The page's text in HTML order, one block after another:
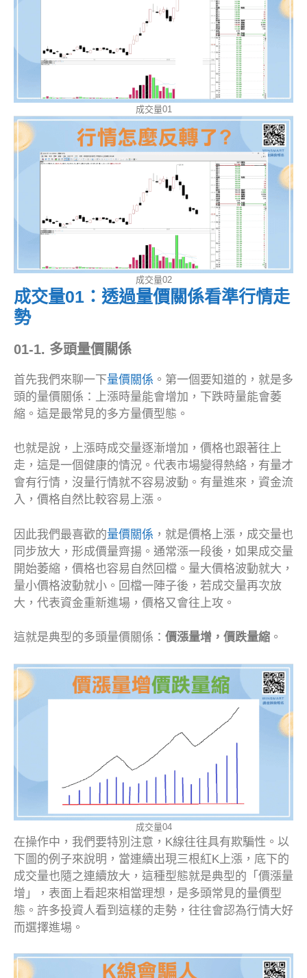
成交量01
成交量02
成交量01：透過量價關係看準行情走
勢
01-1. 多頭量價關係
首先我們來聊一下量價關係 。第一個要知道的，就是多
頭的量價關係：上漲時量能會增加，下跌時量能會萎
縮。這是最常見的多方量價型態。
也就是說，上漲時成交量逐漸增加，價格也跟著往上
走，這是一個健康的情況。代表市場變得熱絡，有量才
會有行情，沒量行情就不容易波動。有量進來，資金流
入，價格自然比較容易上漲。
因此我們最喜歡的量價關係 ，就是價格上漲，成交量也
同步放大，形成價量齊揚。通常漲一段後，如果成交量
開始萎縮，價格也容易自然回檔。量大價格波動就大，
量小價格波動就小。回檔一陣子後，若成交量再次放
大，代表資金重新進場，價格又會往上攻。
這就是典型的多頭量價關係： 價漲量增，價跌量縮 。
成交量04
在操作中，我們要特別注意，K線往往具有欺騙性。以
下圖的例子來說明，當連續出現三根紅K上漲，底下的
成交量也隨之連續放大，這種型態就是典型的「價漲量
增」，表面上看起來相當理想，是多頭常見的量價型
態。許多投資人看到這樣的走勢，往往會認為行情大好
而選擇進場。